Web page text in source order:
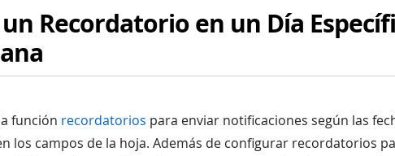
Recordatorio en un Día
función recordatorios para enviar notificaciones según las
los campos de la hoja. Además de configurar recordatorios